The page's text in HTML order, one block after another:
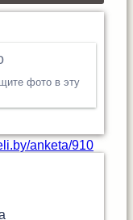
фото в эту
anketa/910